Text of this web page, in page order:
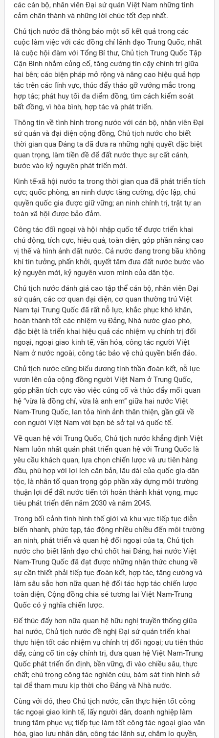
các cán bộ, nhân viên Đại sứ quán Việt Nam những tình
cảm chân thành và những lời chúc tốt đẹp nhất.
Chủ tịch nước đã thông báo một số kết quả trong các
cuộc làm việc với các đồng chí lãnh đạo Trung Quốc, nhất
là cuộc hội đàm với Tổng Bí thư, Chủ tịch Trung Quốc Tập
Cận Bình nhằm củng cố, tăng cường tin cậy chính trị giữa
hai bên; các biện pháp mở rộng và nâng cao hiệu quả hợp
tác trên các lĩnh vực, thúc đẩy tháo gỡ vướng mắc trong
hợp tác; phát huy tối đa điểm đồng, tìm cách kiểm soát
bất đồng, vì hòa bình, hợp tác và phát triển.
Thông tin về tình hình trong nước với cán bộ, nhân viên Đại
sứ quán và đại diện cộng đồng, Chủ tịch nước cho biết
thời gian qua Đảng ta đã đưa ra những nghị quyết đặc biệt
quan trọng, làm tiền đề để đất nước thực sự cất cánh,
bước vào kỷ nguyên phát triển mới.
Kinh tế-xã hội nước ta trong thời gian qua đã phát triển tích
cực; quốc phòng, an ninh được tăng cường, độc lập, chủ
quyền quốc gia được giữ vững; an ninh chính trị, trật tự an
toàn xã hội được bảo đảm.
Công tác đối ngoại và hội nhập quốc tế được triển khai
chủ động, tích cực, hiệu quả, toàn diện, góp phần nâng cao
vị thế và hình ảnh đất nước. Cả nước đang trong bầu không
khí tin tưởng, phấn khởi, quyết tâm đưa đất nước bước vào
kỷ nguyên mới, kỷ nguyên vươn mình của dân tộc.
Chủ tịch nước đánh giá cao tập thể cán bộ, nhân viên Đại
sứ quán, các cơ quan đại diện, cơ quan thường trú Việt
Nam tại Trung Quốc đã rất nỗ lực, khắc phục khó khăn,
hoàn thành tốt các nhiệm vụ Đảng, Nhà nước giao phó,
đặc biệt là triển khai hiệu quả các nhiệm vụ chính trị đối
ngoại, ngoại giao kinh tế, văn hóa, công tác người Việt
Nam ở nước ngoài, công tác bảo vệ chủ quyền biển đảo.
Chủ tịch nước cũng biểu dương tinh thần đoàn kết, nỗ lực
vươn lên của cộng đồng người Việt Nam ở Trung Quốc,
góp phần tích cực vào việc củng cố và thúc đẩy mối quan
hệ “vừa là đồng chí, vừa là anh em” giữa hai nước Việt
Nam-Trung Quốc, lan tỏa hình ảnh thân thiện, gần gũi về
con người Việt Nam với bạn bè sở tại và quốc tế.
Về quan hệ với Trung Quốc, Chủ tịch nước khẳng định Việt
Nam luôn nhất quán phát triển quan hệ với Trung Quốc là
yêu cầu khách quan, lựa chọn chiến lược và ưu tiên hàng
đầu, phù hợp với lợi ích căn bản, lâu dài của quốc gia-dân
tộc, là nhân tố quan trọng góp phần xây dựng môi trường
thuận lợi để đất nước tiến tới hoàn thành khát vọng, mục
tiêu phát triển đến năm 2030 và năm 2045.
Trong bối cảnh tình hình thế giới và khu vực tiếp tục diễn
biến nhanh, phức tạp, tác động nhiều chiều đến môi trường
an ninh, phát triển và quan hệ đối ngoại của ta, Chủ tịch
nước cho biết lãnh đạo chủ chốt hai Đảng, hai nước Việt
Nam-Trung Quốc đã đạt được những nhận thức chung về
sự cần thiết phải tiếp tục đoàn kết, hợp tác, tăng cường và
làm sâu sắc hơn nữa quan hệ đối tác hợp tác chiến lược
toàn diện, Cộng đồng chia sẻ tương lai Việt Nam-Trung
Quốc có ý nghĩa chiến lược.
Để thúc đẩy hơn nữa quan hệ hữu nghị truyền thống giữa
hai nước, Chủ tịch nước đề nghị Đại sứ quán triển khai
thực hiện tốt các nhiệm vụ chính trị đối ngoại; ưu tiên thúc
đẩy, củng cố tin cậy chính trị, đưa quan hệ Việt Nam-Trung
Quốc phát triển ổn định, bền vững, đi vào chiều sâu, thực
chất; chú trọng công tác nghiên cứu, bám sát tình hình sở
tại để tham mưu kịp thời cho Đảng và Nhà nước.
Cùng với đó, theo Chủ tịch nước, cần thực hiện tốt công
tác ngoại giao kinh tế, lấy người dân, doanh nghiệp làm
trung tâm phục vụ; tiếp tục làm tốt công tác ngoại giao văn
hóa, giao lưu nhân dân, công tác lãnh sự, chăm lo quyền,